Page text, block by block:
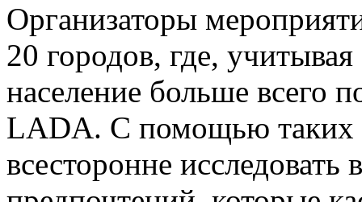
Организаторы
20 городов, где, учитывая
население больше всего
LADA. С помощью таких
всесторонне исследовать